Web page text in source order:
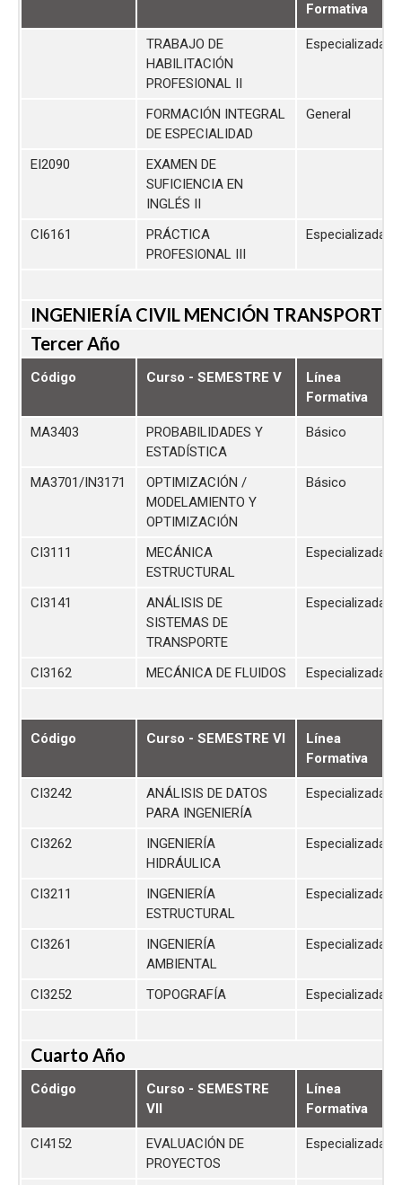
Formativa
TRABAJO DE
HABILITACIÓN
PROFESIONAL II
Especializada
FORMACIÓN INTEGRAL
DE ESPECIALIDAD
General
EI2090
EXAMEN DE
SUFICIENCIA EN
INGLÉS II
CI6161
PRÁCTICA
PROFESIONAL III
Especializada
INGENIERÍA CIVIL MENCIÓN TRANSPORTE
Tercer Año
Código Curso - SEMESTRE V
Línea
Formativa
MA3403
PROBABILIDADES Y
ESTADÍSTICA
Básico
MA3701/IN3171
OPTIMIZACIÓN /
MODELAMIENTO Y
OPTIMIZACIÓN
Básico
CI3111
MECÁNICA
ESTRUCTURAL
Especializada
CI3141
ANÁLISIS DE
SISTEMAS DE
TRANSPORTE
Especializada
CI3162 MECÁNICA DE FLUIDOS Especializada
Código Curso - SEMESTRE VI
Línea
Formativa
CI3242
ANÁLISIS DE DATOS
PARA INGENIERÍA
Especializada
CI3262
INGENIERÍA
HIDRÁULICA
Especializada
CI3211
INGENIERÍA
ESTRUCTURAL
Especializada
CI3261
INGENIERÍA
AMBIENTAL
Especializada
CI3252 TOPOGRAFÍA Especializada
Cuarto Año
Código
Curso - SEMESTRE
VII
Línea
Formativa
CI4152
EVALUACIÓN DE
PROYECTOS
Especializada